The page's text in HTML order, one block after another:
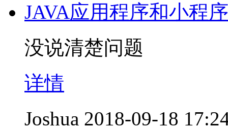
JAVA应用程序和小程
没说清楚问题
详情
Joshua 2018-09-18